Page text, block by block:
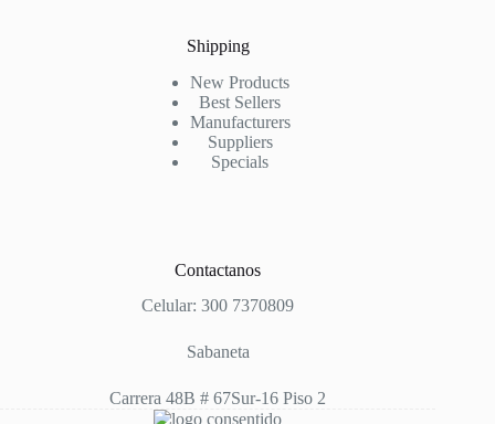
Shipping
New Products
Best Sellers
Manufacturers
Suppliers
Specials
Contactanos
Celular: 300 7370809
Sabaneta
Carrera 48B # 67Sur-16 Piso 2